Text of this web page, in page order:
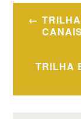
Post
CANAIS
TRILHA